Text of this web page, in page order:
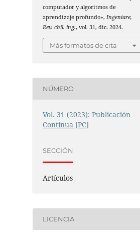
computador y algoritmos de
aprendizaje profundo»,Ingeniare,
Rev. chil. ing., vol. 31, dic. 2024.
Más formatos de cita
NÚMERO
Vol. 31 (2023): Publicación
Contínua [PC]
SECCIÓN
Artículos
LICENCIA